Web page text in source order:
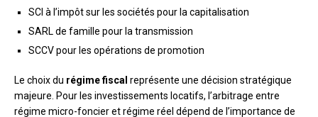
SCI à l’impôt sur les sociétés pour la capitalisation
SARL de famille pour la transmission
SCCV pour les opérations de promotion
Le choix du régime fiscal représente une décision stratégique
majeure. Pour les investissements locatifs, l’arbitrage entre
régime micro-foncier et régime réel dépend de l’importance de